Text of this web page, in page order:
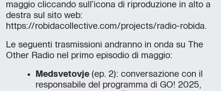
maggio cliccando sull’icona di riproduzione in alto a
destra sul sito web:
https://robidacollective.com/projects/radio-robida.
Le seguenti trasmissioni andranno in onda su The
Other Radio nel primo episodio di maggio:
Medsvetovje (ep. 2): conversazione con il
responsabile del programma di GO! 2025,